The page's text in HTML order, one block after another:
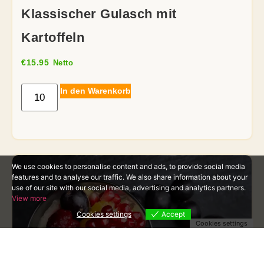
Klassischer Gulasch mit
Kartoffeln
€15.95 Netto
In den Warenkorb
We use cookies to personalise content and ads, to provide social media
features and to analyse our traffic. We also share information about your
use of our site with our social media, advertising and analytics partners.
View more
Cookies settings
Accept
Cookies settings